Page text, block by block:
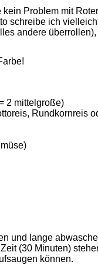
kein Problem mit
schreibe ich
andere
2 mittelgroße)
Rundkornreis
und lange
(30 Minuten)
können.